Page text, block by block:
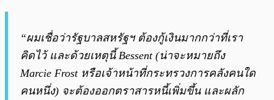
“ผมเชื่อว่ารัฐบาลสหรัฐฯ ต้องกู้เงินมากกว่าที่เรา
คิดไว้ และด้วยเหตุนี้ Bessent (น่าจะหมายถึง
Marcie Frost หรือเจ้าหน้าที่กระทรวงการคลังคนใด
คนหนึ่ง) จะต้องออกตราสารหนี้เพิ่มขึ้น และผลัก